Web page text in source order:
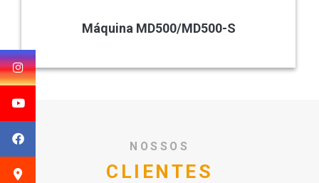
Máquina MD500/MD500-S
NOSSOS
CLIENTES